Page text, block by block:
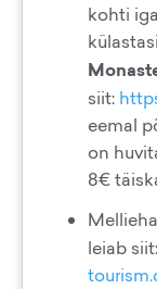
kohti
siit:
eemal
on
8€
leiab siit: